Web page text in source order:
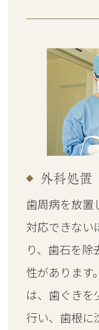
外科処置
歯周病を放置
対応できない
り、歯石を
性があります
は、歯ぐきを
行い、歯根に